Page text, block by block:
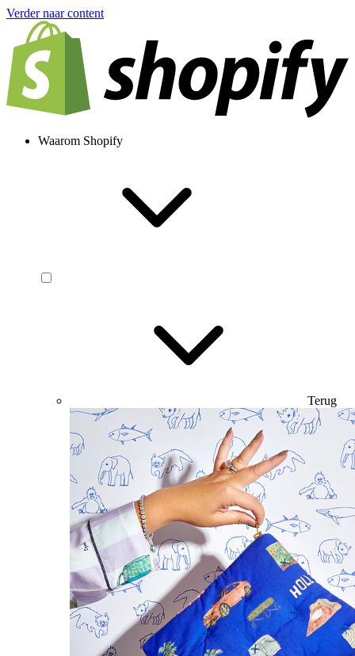
Verder naar content
Waarom Shopify
Terug